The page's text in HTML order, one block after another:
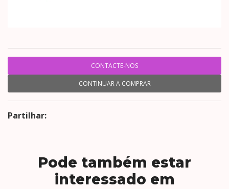
CONTACTE-NOS
CONTINUAR A COMPRAR
Partilhar:
Pode também estar
interessado em